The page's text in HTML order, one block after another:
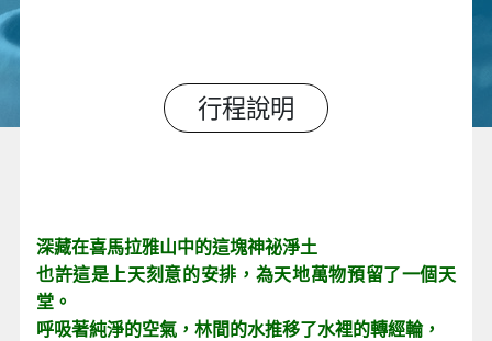
行程說明
深藏在喜馬拉雅山中的這塊神祕淨土
也許這是上天刻意的安排，為天地萬物預留了一個天
堂。
呼吸著純淨的空氣，林間的水推移了水裡的轉經輪，